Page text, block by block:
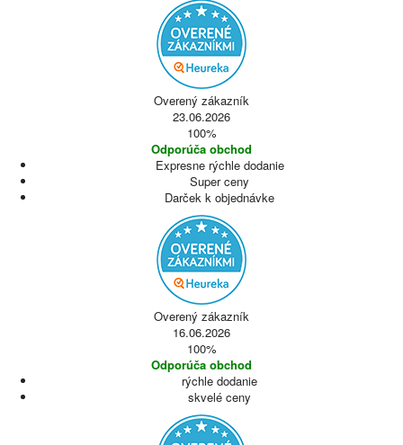
Overený zákazník
23.06.2026
100%
Odporúča obchod
Expresne rýchle dodanie
Super ceny
Darček k objednávke
Overený zákazník
16.06.2026
100%
Odporúča obchod
rýchle dodanie
skvelé ceny